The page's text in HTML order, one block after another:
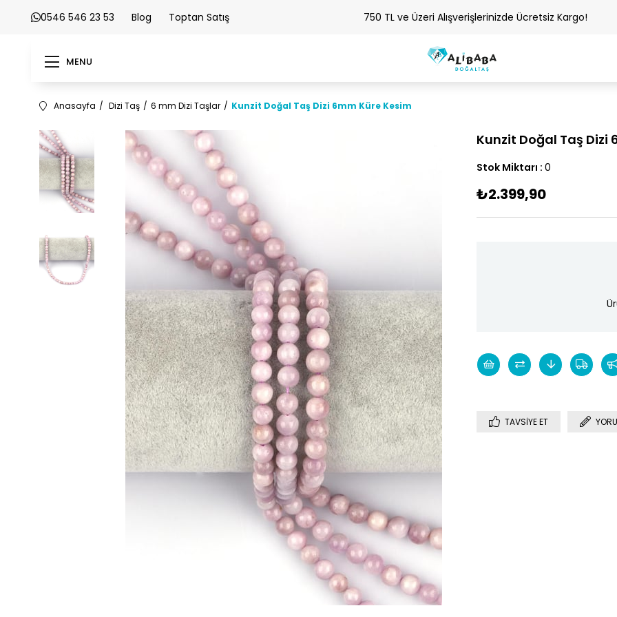
0546 546 23 53 Blog Toptan Satış 750 TL ve Üzeri Alışverişlerinizde Ücretsiz Kargo!
MENU
Anasayfa Dizi Taş 6 mm Dizi Taşlar Kunzit Doğal Taş Dizi 6mm Küre Kesim
Kunzit Doğal Taş Dizi
Stok Miktarı : 0
₺2.399,90
TAVSIYE ET